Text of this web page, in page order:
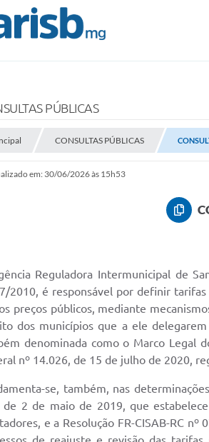
PÚBLICAS
CONSULTAS PÚBLICAS
em: 30/06/2026 às 15h53
Reguladora Intermunicipal de
2010, é responsável por definir
preços públicos, mediante
dos municípios que a ele
denominada como o Marco Legal
nº 14.026, de 15 de julho de 2020,
se, também, nas
de 2 de maio de 2019, que
e a Resolução FR-CISAB-RC